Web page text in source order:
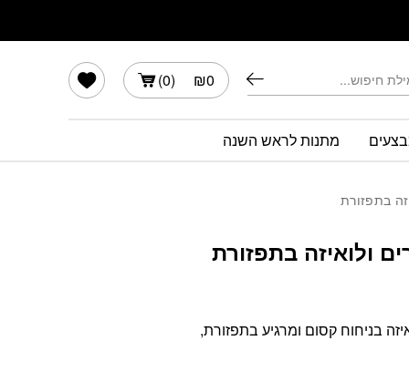
₪0
(
0
)
מתנות לראש השנה
בתפזורת
ולואיזה בתפזורת
בניחוח קסום ומרגיע בתפזורת,